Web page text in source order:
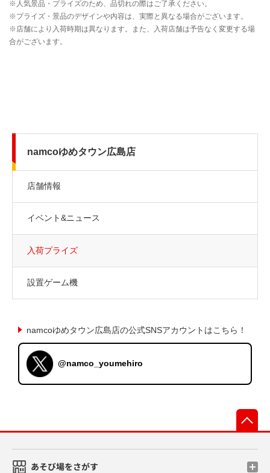
namcoゆめタウン広島店
店舗情報
イベント&ニュース
入荷プライズ
設置ゲーム機
namcoゆめタウン広島店の公式SNSアカウントはこちら！
@namco_youmehiro
あそび場をさがす